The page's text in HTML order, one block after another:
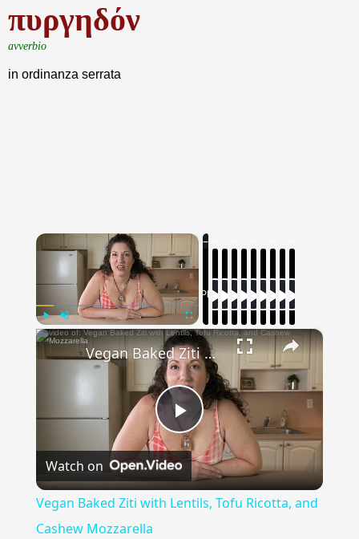
πυργηδόν
avverbio
in ordinanza serrata
×
Play Unmute Fullscreen
Now Playing
×
Play
Video
Vegan Baked Ziti with Lentils, Tofu Ricotta, and Cashew Mozzarella
Watch on
Vegan Baked Ziti with Lentils, Tofu Ricotta, and
Cashew Mozzarella